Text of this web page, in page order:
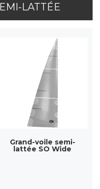
LATTÉE
Grand-voile semi-
lattée SO Wide